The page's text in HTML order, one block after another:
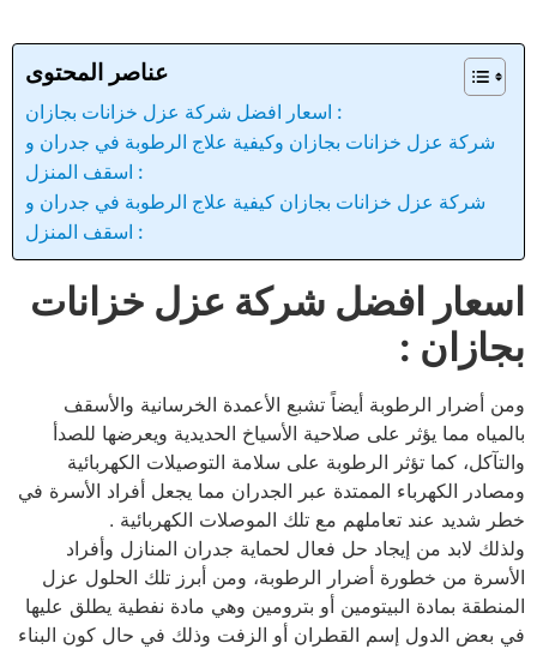
عناصر المحتوى
اسعار افضل شركة عزل خزانات بجازان :
شركة عزل خزانات بجازان وكيفية علاج الرطوبة في جدران و
اسقف المنزل :
شركة عزل خزانات بجازان كيفية علاج الرطوبة في جدران و
اسقف المنزل :
اسعار افضل شركة عزل خزانات
بجازان :
ومن أضرار الرطوبة أيضاً تشبع الأعمدة الخرسانية والأسقف
بالمياه مما يؤثر على صلاحية الأسياخ الحديدية ويعرضها للصدأ
والتآكل، كما تؤثر الرطوبة على سلامة التوصيلات الكهربائية
ومصادر الكهرباء الممتدة عبر الجدران مما يجعل أفراد الأسرة في
خطر شديد عند تعاملهم مع تلك الموصلات الكهربائية .
ولذلك لابد من إيجاد حل فعال لحماية جدران المنازل وأفراد
الأسرة من خطورة أضرار الرطوبة، ومن أبرز تلك الحلول عزل
المنطقة بمادة البيتومين أو بترومين وهي مادة نفطية يطلق عليها
في بعض الدول إسم القطران أو الزفت وذلك في حال كون البناء